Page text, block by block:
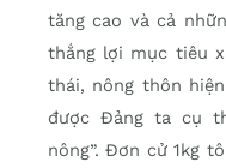
tăng cao và cả
thắng lợi mục tiêu
thái, nông thôn
được Đảng ta cụ
nông”. Đơn cử 1kg